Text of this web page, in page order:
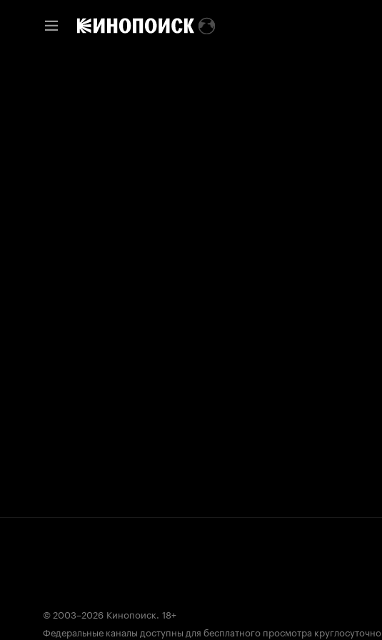
© 2003–2026 Кинопоиск. 18+
Федеральные каналы доступны для бесплатного просмотра круглосуточно